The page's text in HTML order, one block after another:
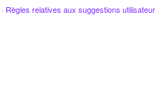
· Règles relatives aux suggestions utilisateur